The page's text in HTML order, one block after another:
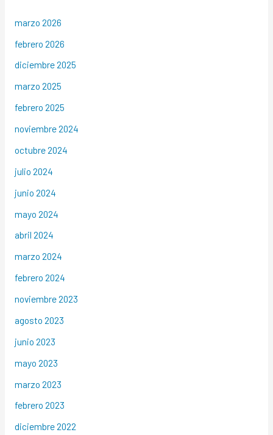
marzo 2026
febrero 2026
diciembre 2025
marzo 2025
febrero 2025
noviembre 2024
octubre 2024
julio 2024
junio 2024
mayo 2024
abril 2024
marzo 2024
febrero 2024
noviembre 2023
agosto 2023
junio 2023
mayo 2023
marzo 2023
febrero 2023
diciembre 2022